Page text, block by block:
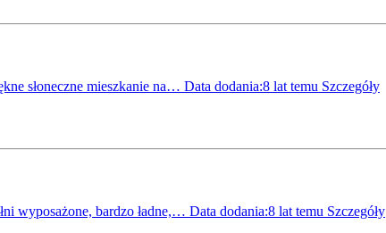
słoneczne mieszkanie na… Data dodania:8 lat temu Szczegóły
wyposażone, bardzo ładne,… Data dodania:8 lat temu Szczegóły